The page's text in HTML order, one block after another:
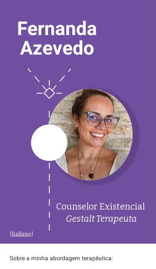
Fernanda
Azevedo
Counselor Existencial
Gestalt Terapeuta
[Italiano]
Sobre a minha abordagem terapêutica: